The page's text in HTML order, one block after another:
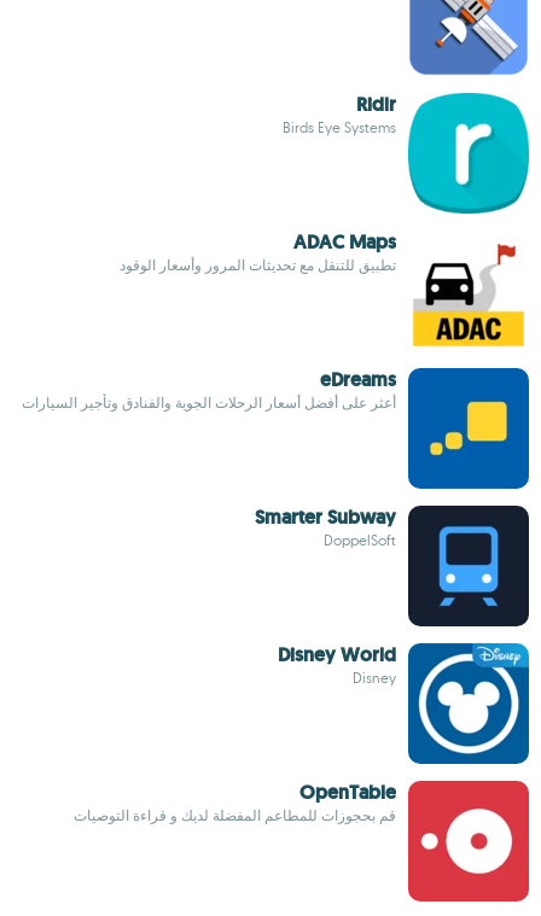
Ridlr
Birds Eye Systems
ADAC Maps
تطبيق للتنقل مع تحديثات المرور وأسعار الوقود
eDreams
أعثر على أفضل أسعار الرحلات الجوية والفنادق وتأجير السيارات
Smarter Subway
DoppelSoft
Disney World
Disney
OpenTable
قم بحجوزات للمطاعم المفضلة لديك و قراءة التوصيات